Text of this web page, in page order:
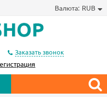
Валюта: RUB
Заказать звонок